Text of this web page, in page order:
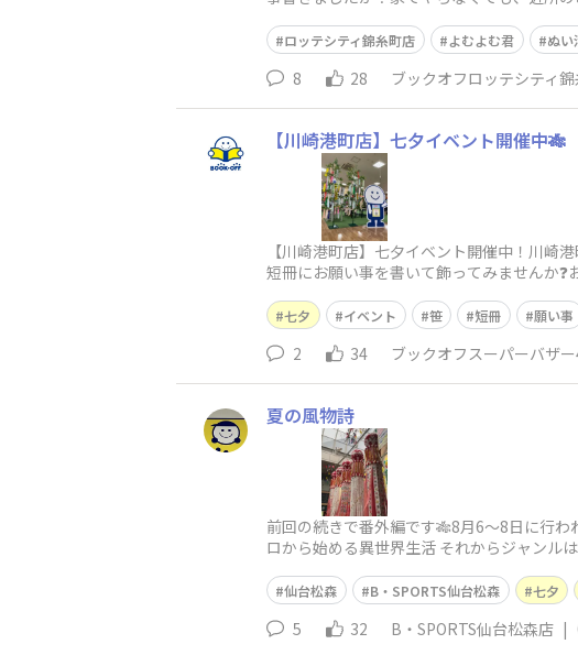
ロッテシティ錦糸町店 よむよむ君 ぬい
8 28 ブックオフロッテシティ
【川崎港町店】七夕イベント開催中🎋
【川崎港町店】七夕イベント開催中！川崎
短冊にお願い事を書いて飾ってみませんか
七夕 イベント 笹 短冊 願い事
2 34 ブックオフスーパーバザ
夏の風物詩
前回の続きで番外編です🎋8月6〜8日に行
ロから始める異世界生活 それからジャンル
仙台松森 B・SPORTS仙台松森 七夕
5 32 B・SPORTS仙台松森店 |